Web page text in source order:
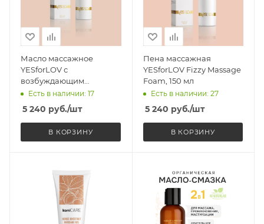
Масло массажное
YESforLOV с
возбуждающим
ароматом, 100 мл
Есть в наличии: 17
5 240 руб./шт
В КОРЗИНУ
Пена массажная
YESforLOV Fizzy Massage
Foam, 150 мл
Есть в наличии: 27
5 240 руб./шт
В КОРЗИНУ